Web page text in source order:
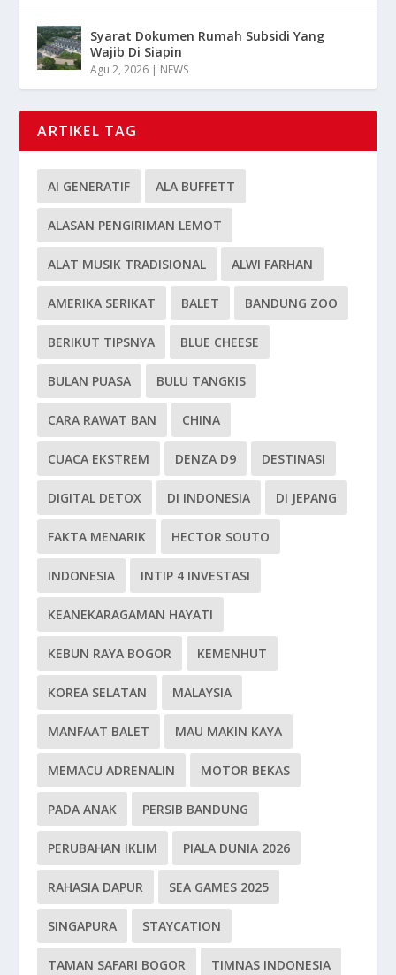
Syarat Dokumen Rumah Subsidi Yang
Wajib Di Siapin
Agu 2, 2026 | NEWS
ARTIKEL TAG
AI GENERATIF ALA BUFFETT
ALASAN PENGIRIMAN LEMOT
ALAT MUSIK TRADISIONAL ALWI FARHAN
AMERIKA SERIKAT BALET BANDUNG ZOO
BERIKUT TIPSNYA BLUE CHEESE
BULAN PUASA BULU TANGKIS
CARA RAWAT BAN CHINA
CUACA EKSTREM DENZA D9 DESTINASI
DIGITAL DETOX DI INDONESIA DI JEPANG
FAKTA MENARIK HECTOR SOUTO
INDONESIA INTIP 4 INVESTASI
KEANEKARAGAMAN HAYATI
KEBUN RAYA BOGOR KEMENHUT
KOREA SELATAN MALAYSIA
MANFAAT BALET MAU MAKIN KAYA
MEMACU ADRENALIN MOTOR BEKAS
PADA ANAK PERSIB BANDUNG
PERUBAHAN IKLIM PIALA DUNIA 2026
RAHASIA DAPUR SEA GAMES 2025
SINGAPURA STAYCATION
TAMAN SAFARI BOGOR TIMNAS INDONESIA